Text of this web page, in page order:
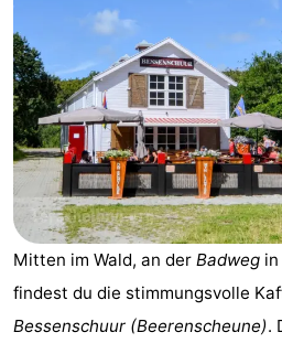
Natur
Jugend
Übernachten
Appartements
-
Elements
-
Kaap
-
Mitten im Wald, an der Badweg
findest du die stimmungsvolle
Bessenschuur (Beerenscheune).